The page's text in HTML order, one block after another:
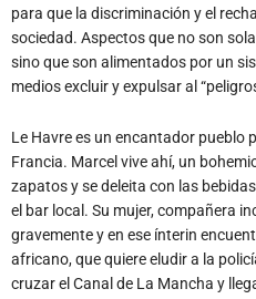
para que la discriminación y el
sociedad. Aspectos que no son
sino que son alimentados por un
medios excluir y expulsar al
Le Havre es un encantador pueblo
Francia. Marcel vive ahí, un
zapatos y se deleita con las
el bar local. Su mujer, compañera
gravemente y en ese ínterin
africano, que quiere eludir a la
cruzar el Canal de La Mancha y